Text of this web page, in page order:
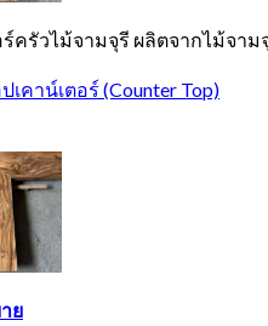
ครัวไม้จามจุรี ผลิตจากไม้จา
เคาน์เตอร์ (Counter Top)
ย